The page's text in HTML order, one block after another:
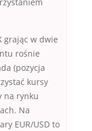
grając w dwie
rośnie
(pozycja
kursy
na rynku
Na
EUR/USD to